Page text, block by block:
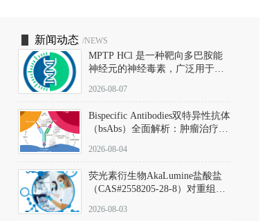
新闻动态 /NEWS
MPTP HCl 是一种靶向多巴胺能
神经元的神经毒素，广泛用于构
以盐酸盐形式存在，可触发线粒
体介导的神经元凋亡。其经典应
用即为选择性损毁中脑黑质致密
部多巴胺能神经元，从而可靠模
拟帕金森病的核心病理与行为表
2026-08-07
Bispecific Antibodies双特异性抗体
（bsAbs）全面解析：肿瘤治疗的
2026-08-04
荧光素衍生物AkaLumine盐酸盐
（CAS#2558205-28-8）对重组萤
数（Km）为2.06 μM；其近红外
2026-08-03